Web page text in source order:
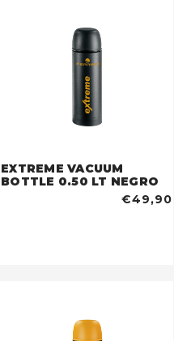
EXTREME VACUUM
BOTTLE 0.50 LT NEGRO
€49,90